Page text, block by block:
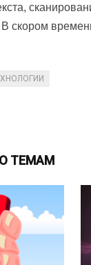
скором
ТЕМАМ